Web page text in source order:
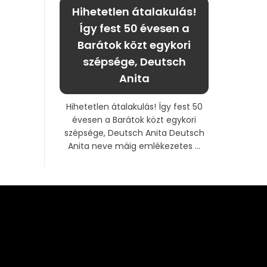
Hihetetlen átalakulás!
Így fest 50 évesen a
Barátok közt egykori
szépsége, Deutsch
Anita
Hihetetlen átalakulás! Így fest 50
évesen a Barátok közt egykori
szépsége, Deutsch Anita Deutsch
Anita neve máig emlékezetes ...